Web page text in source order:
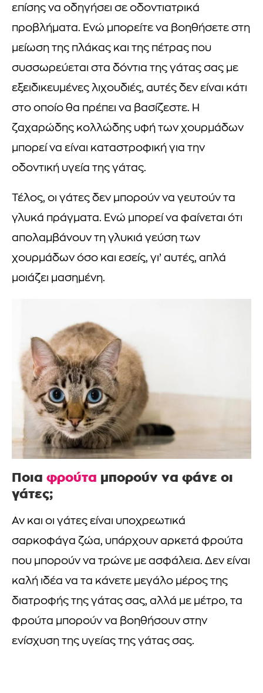
επίσης να οδηγήσει σε οδοντιατρικά
προβλήματα. Ενώ μπορείτε να βοηθήσετε στη
μείωση της πλάκας και της πέτρας που
συσσωρεύεται στα δόντια της γάτας σας με
εξειδικευμένες λιχουδιές, αυτές δεν είναι κάτι
στο οποίο θα πρέπει να βασίζεστε. Η
ζαχαρώδης κολλώδης υφή των χουρμάδων
μπορεί να είναι καταστροφική για την
οδοντική υγεία της γάτας.
Τέλος, οι γάτες δεν μπορούν να γευτούν τα
γλυκά πράγματα. Ενώ μπορεί να φαίνεται ότι
απολαμβάνουν τη γλυκιά γεύση των
χουρμάδων όσο και εσείς, γι’ αυτές, απλά
μοιάζει μασημένη.
Ποια φρούτα μπορούν να φάνε οι
γάτες;
Αν και οι γάτες είναι υποχρεωτικά
σαρκοφάγα ζώα, υπάρχουν αρκετά φρούτα
που μπορούν να τρώνε με ασφάλεια. Δεν είναι
καλή ιδέα να τα κάνετε μεγάλο μέρος της
διατροφής της γάτας σας, αλλά με μέτρο, τα
φρούτα μπορούν να βοηθήσουν στην
ενίσχυση της υγείας της γάτας σας.